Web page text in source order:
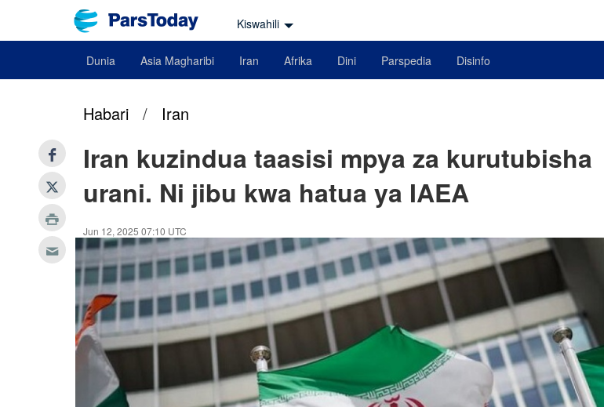
Kiswahili
Dunia Asia Magharibi Iran Afrika Dini Parspedia Disinfo
Habari / Iran
Iran kuzindua taasisi mpya za kurutubisha
urani. Ni jibu kwa hatua ya IAEA
Jun 12, 2025 07:10 UTC